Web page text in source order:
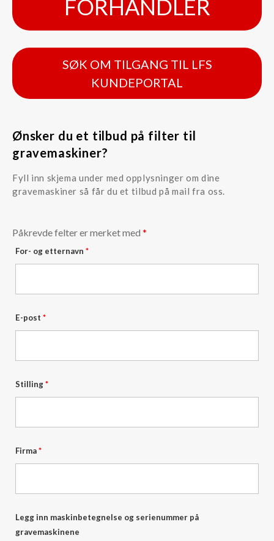
FORHANDLER
SØK OM TILGANG TIL LFS
KUNDEPORTAL
Ønsker du et tilbud på filter til
gravemaskiner?
Fyll inn skjema under med opplysninger om dine
gravemaskiner så får du et tilbud på mail fra oss.
Påkrevde felter er merket med *
For- og etternavn *
E-post *
Stilling*
Firma*
Legg inn maskinbetegnelse og serienummer på
gravemaskinene